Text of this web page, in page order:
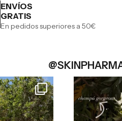
ENVÍOS
GRATIS
En pedidos superiores a 50€